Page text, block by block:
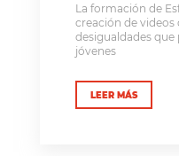
La formación de
creación de videos
desigualdades
jóvenes
LEER MÁS